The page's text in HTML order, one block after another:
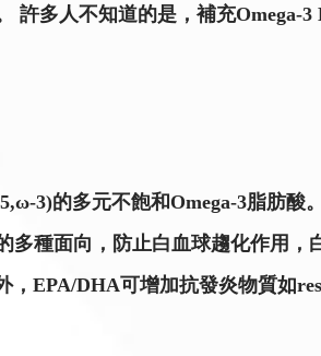
多人不知道的是，補充Omega-
3)的多元不飽和Omega-3脂肪酸
種面向，防止白血球趨化作用，
EPA/DHA可增加抗發炎物質如